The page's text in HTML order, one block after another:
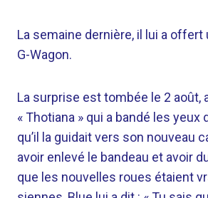
La semaine dernière, il lui a
G-Wagon.
La surprise est tombée le 2 août,
« Thotiana » qui a bandé les yeux
qu’il la guidait vers son nouveau
avoir enlevé le bandeau et avoir
que les nouvelles roues étaient